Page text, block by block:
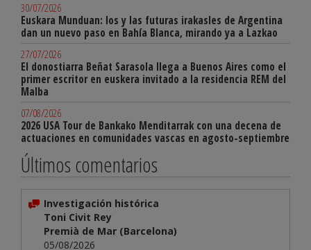
30/07/2026
Euskara Munduan: los y las futuras irakasles de Argentina
dan un nuevo paso en Bahía Blanca, mirando ya a Lazkao
27/07/2026
El donostiarra Beñat Sarasola llega a Buenos Aires como el
primer escritor en euskera invitado a la residencia REM del
Malba
07/08/2026
2026 USA Tour de Bankako Menditarrak con una decena de
actuaciones en comunidades vascas en agosto-septiembre
Últimos comentarios
Investigación histórica
Toni Civit Rey
Premià de Mar (Barcelona)
05/08/2026